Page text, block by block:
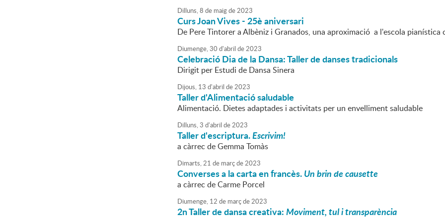
Dilluns,8 de maigde2023
Curs Joan Vives - 25è aniversari
De Pere Tintorer a Albèniz i Granados, una aproximació a l'escola pianística
Diumenge,30 d'abril de2023
Celebració Dia de la Dansa: Taller de danses tradicionals
Dirigit per Estudi de Dansa Sinera
Dijous, 13 d'abril de2023
Taller d'Alimentació saludable
Alimentació. Dietes adaptades i activitats per un envelliment saludable
Dilluns,3 d'abril de2023
Taller d'escriptura.Escrivim!
a càrrec de Gemma Tomàs
Dimarts,21 de marçde2023
Converses a la carta en francès.Un brin de causette
a càrrec de Carme Porcel
Diumenge, 12 de marçde2023
2n Taller de dansa creativa:Moviment, tul i transparència